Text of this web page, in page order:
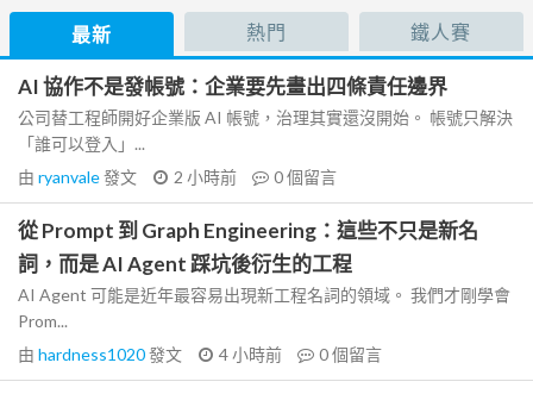
最新 熱門 鐵人賽
AI 協作不是發帳號：企業要先畫出四條責任邊界
公司替工程師開好企業版 AI 帳號，治理其實還沒開始。 帳號只解決
「誰可以登入」...
由 ryanvale發文 2 小時前 0個留言
從 Prompt 到 Graph Engineering：這些不只是新名
詞，而是 AI Agent 踩坑後衍生的工程
AI Agent 可能是近年最容易出現新工程名詞的領域。 我們才剛學會
Prom...
由 hardness1020發文 4 小時前 0個留言